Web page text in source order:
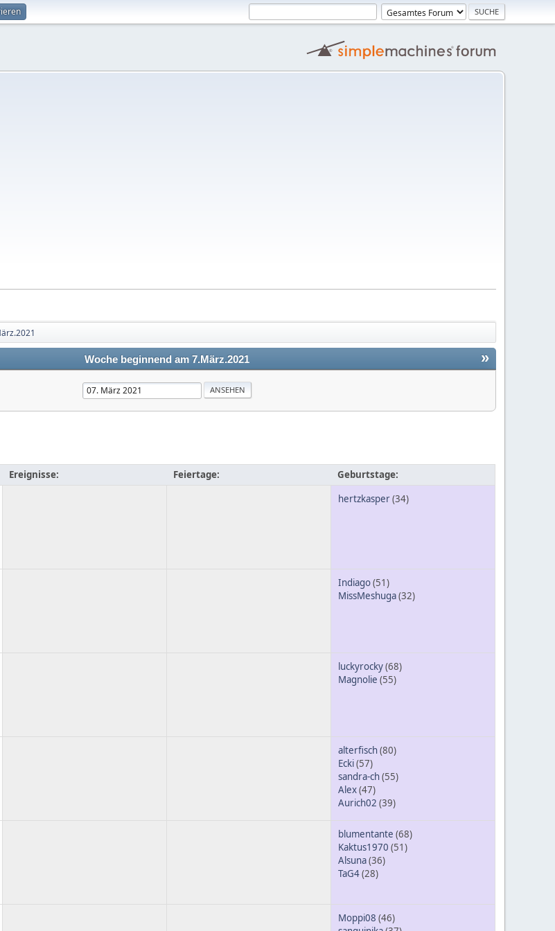
»
Woche beginnend am 7.März.2021
Ereignisse: Feiertage: Geburtstage:
hertzkasper(34)
Indiago(51)
MissMeshuga(32)
luckyrocky(68)
Magnolie (55)
alterfisch(80)
Ecki(57)
sandra-ch(55)
Alex(47)
Aurich02 (39)
blumentante (68)
Kaktus1970 (51)
Alsuna(36)
TaG4(28)
Moppi08 (46)